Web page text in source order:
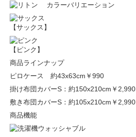
【サックス】
【ピンク】
商品ラインナップ
ピロケース 約43x63cm ￥990
掛け布団カバーS：約150x210cm ￥2,990
敷き布団カバーS：約105x210cm ￥2,990
商品機能